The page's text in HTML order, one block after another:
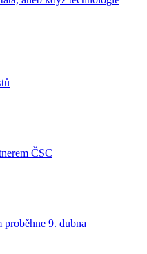
ČSC
9. dubna